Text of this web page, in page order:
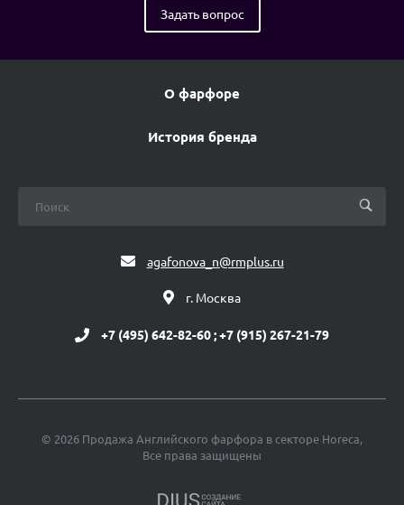
Задать вопрос
О фарфоре
История бренда
agafonova_n@rmplus.ru
г. Москва
+7 (495) 642-82-60 ; +7 (915) 267-21-79
© 2026 Продажа Английского фарфора в секторе Horeca,
Все права защищены